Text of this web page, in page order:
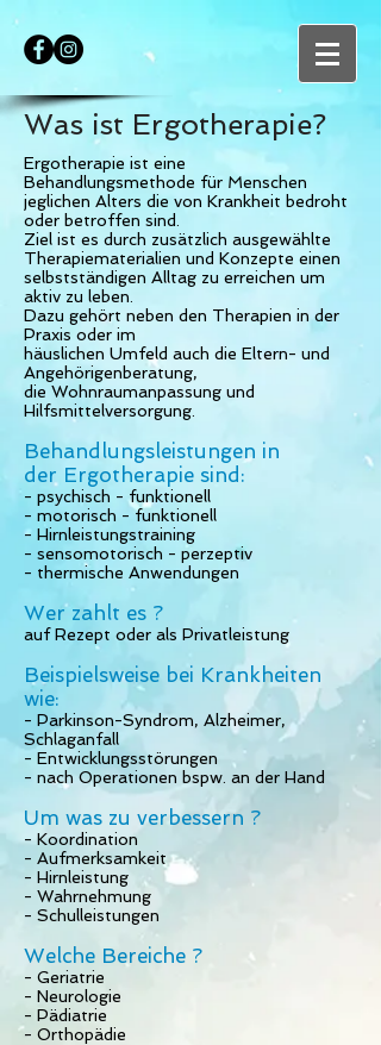
Ergotherapie ist eine
Behandlungsmethode für Menschen
jeglichen Alters die von Krankheit bedroht
oder betroffen sind.
Ziel ist es durch zusätzlich ausgewählte
Therapiematerialien und Konzepte einen
selbstständigen Alltag zu erreichen um
aktiv zu leben.
Dazu gehört neben den Therapien in der
Praxis oder im
häuslichen Umfeld auch die Eltern- und
Angehörigenberatung,
die Wohnraumanpassung und
Hilfsmittelversorgung.
Behandlungsleistungen in
der Ergotherapie sind:
- psychisch - funktionell
- motorisch - funktionell
- Hirnleistungstraining
- sensomotorisch - perzeptiv
- thermische Anwendungen
Wer zahlt es ?
auf Rezept oder als Privatleistung
Beispielsweise bei Krankheiten
wie:
- Parkinson-Syndrom, Alzheimer,
Schlaganfall
- Entwicklungsstörungen
- nach Operationen bspw. an der Hand
Um was zu verbessern ?
- Koordination
- Aufmerksamkeit
- Hirnleistung
- Wahrnehmung
- Schulleistungen
Welche Bereiche ?
- Geriatrie
- Neurologie
- Pädiatrie
- Orthopädie
Was ist Ergotherapie?